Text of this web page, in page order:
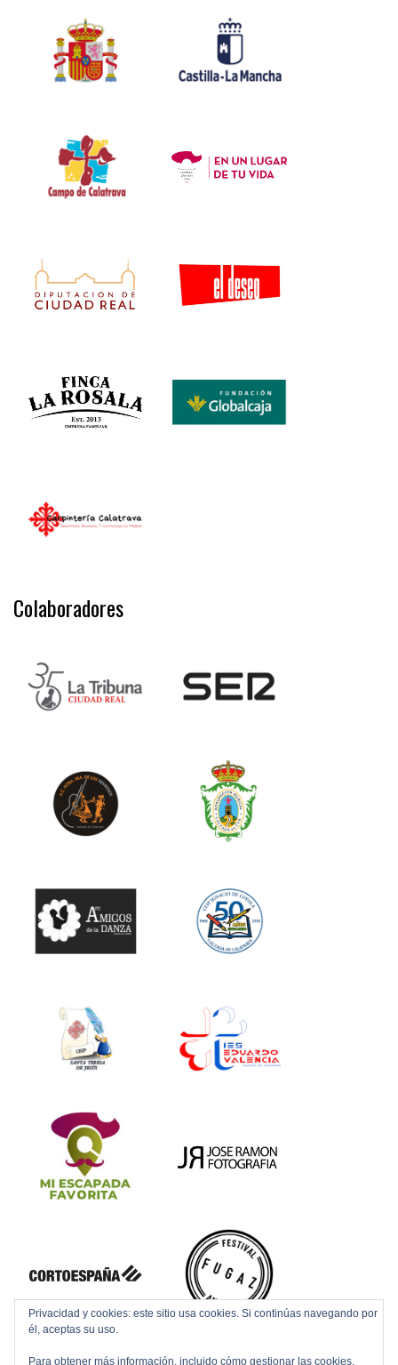
Colaboradores
Privacidad y cookies: este sitio usa cookies. Si continúas navegando por
él, aceptas su uso.
Para obtener más información, incluido cómo gestionar las cookies,